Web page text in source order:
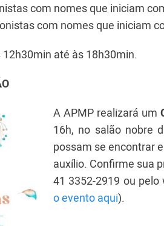
com nomes que iniciam
com nomes que iniciam
12h30min até às 18h30min.
A APMP realizará um
16h, no salão nobre
possam se encontrar
auxílio. Confirme sua
41 3352-2919 ou
o evento aqui).